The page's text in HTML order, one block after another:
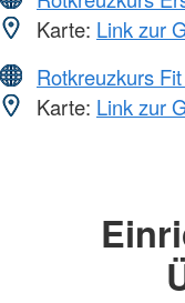
Karte: Link zur
Rotkreuzkurs
Karte: Link zur